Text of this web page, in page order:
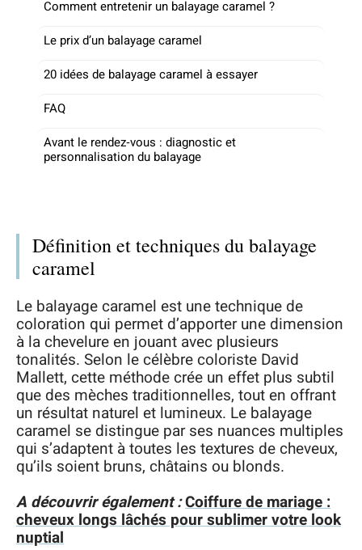
Comment entretenir un balayage caramel ?
Le prix d’un balayage caramel
20 idées de balayage caramel à essayer
FAQ
Avant le rendez‑vous : diagnostic et
personnalisation du balayage
Définition et techniques du balayage
caramel
Le balayage caramel est une technique de
coloration qui permet d’apporter une dimension
à la chevelure en jouant avec plusieurs
tonalités. Selon le célèbre coloriste David
Mallett, cette méthode crée un effet plus subtil
que des mèches traditionnelles, tout en offrant
un résultat naturel et lumineux. Le balayage
caramel se distingue par ses nuances multiples
qui s’adaptent à toutes les textures de cheveux,
qu’ils soient bruns, châtains ou blonds.
A découvrir également :Coiffure de mariage :
cheveux longs lâchés pour sublimer votre look
nuptial